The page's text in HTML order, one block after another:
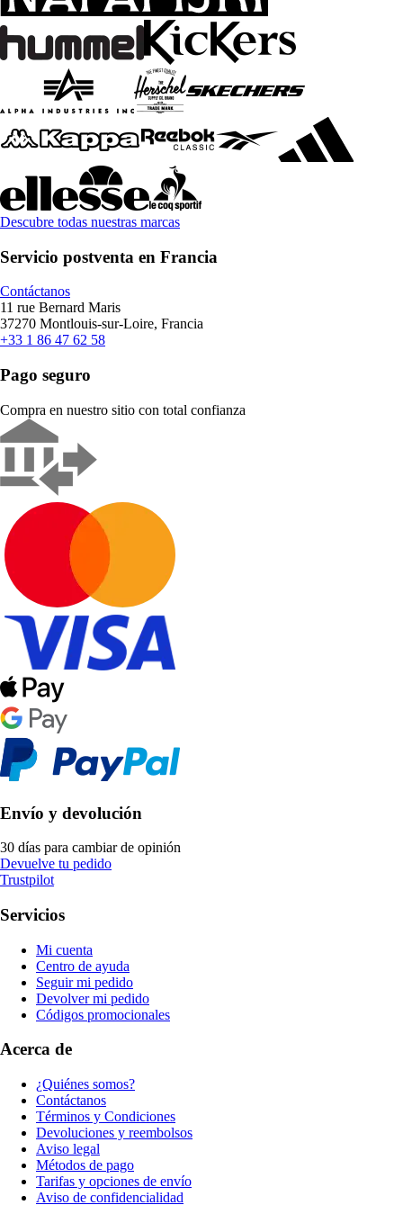
Descubre todas nuestras marcas
Servicio postventa en Francia
Contáctanos
11 rue Bernard Maris
37270 Montlouis-sur-Loire, Francia
+33 1 86 47 62 58
Pago seguro
Compra en nuestro sitio con total confianza
Envío y devolución
30 días para cambiar de opinión
Devuelve tu pedido
Trustpilot
Servicios
Mi cuenta
Centro de ayuda
Seguir mi pedido
Devolver mi pedido
Códigos promocionales
Acerca de
¿Quiénes somos?
Contáctanos
Términos y Condiciones
Devoluciones y reembolsos
Aviso legal
Métodos de pago
Tarifas y opciones de envío
Aviso de confidencialidad